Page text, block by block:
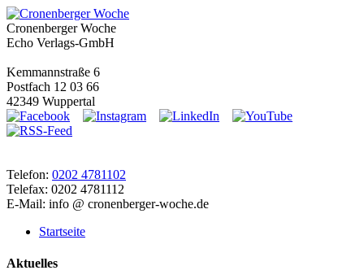
Cronenberger Woche
Echo Verlags-GmbH
Kemmannstraße 6
Postfach 12 03 66
42349 Wuppertal
Telefon: 0202 4781102
Telefax: 0202 4781112
E-Mail: info @ cronenberger-woche.de
Startseite
Aktuelles